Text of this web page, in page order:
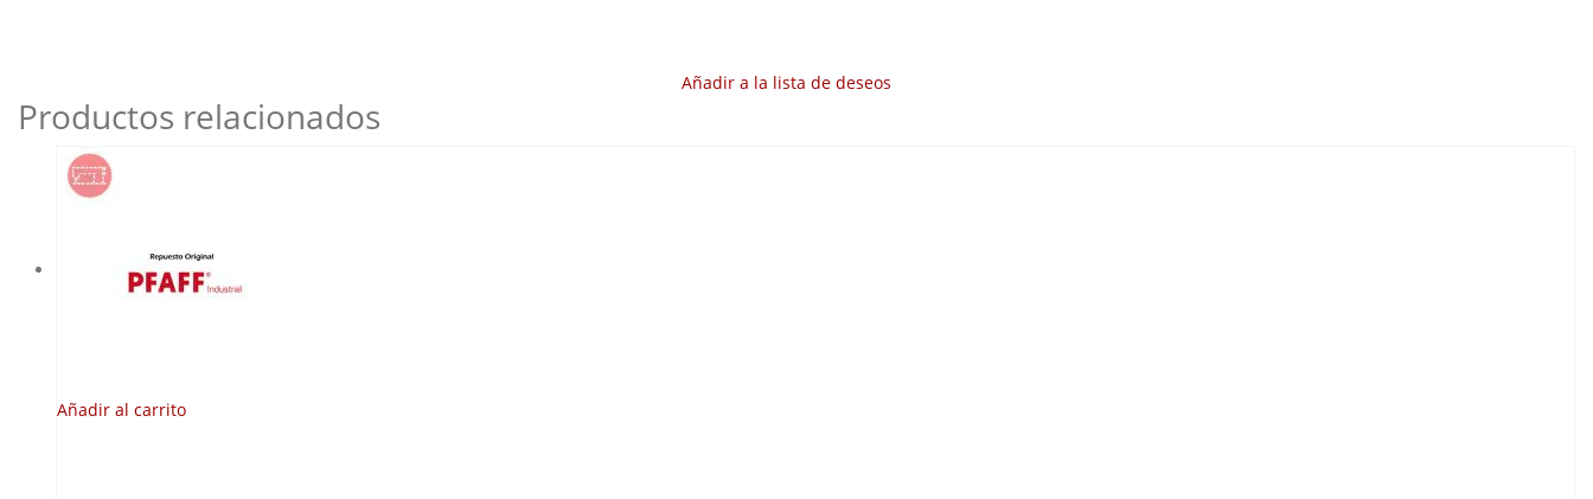
Añadir a la lista de deseos
Productos relacionados
Añadir al carrito